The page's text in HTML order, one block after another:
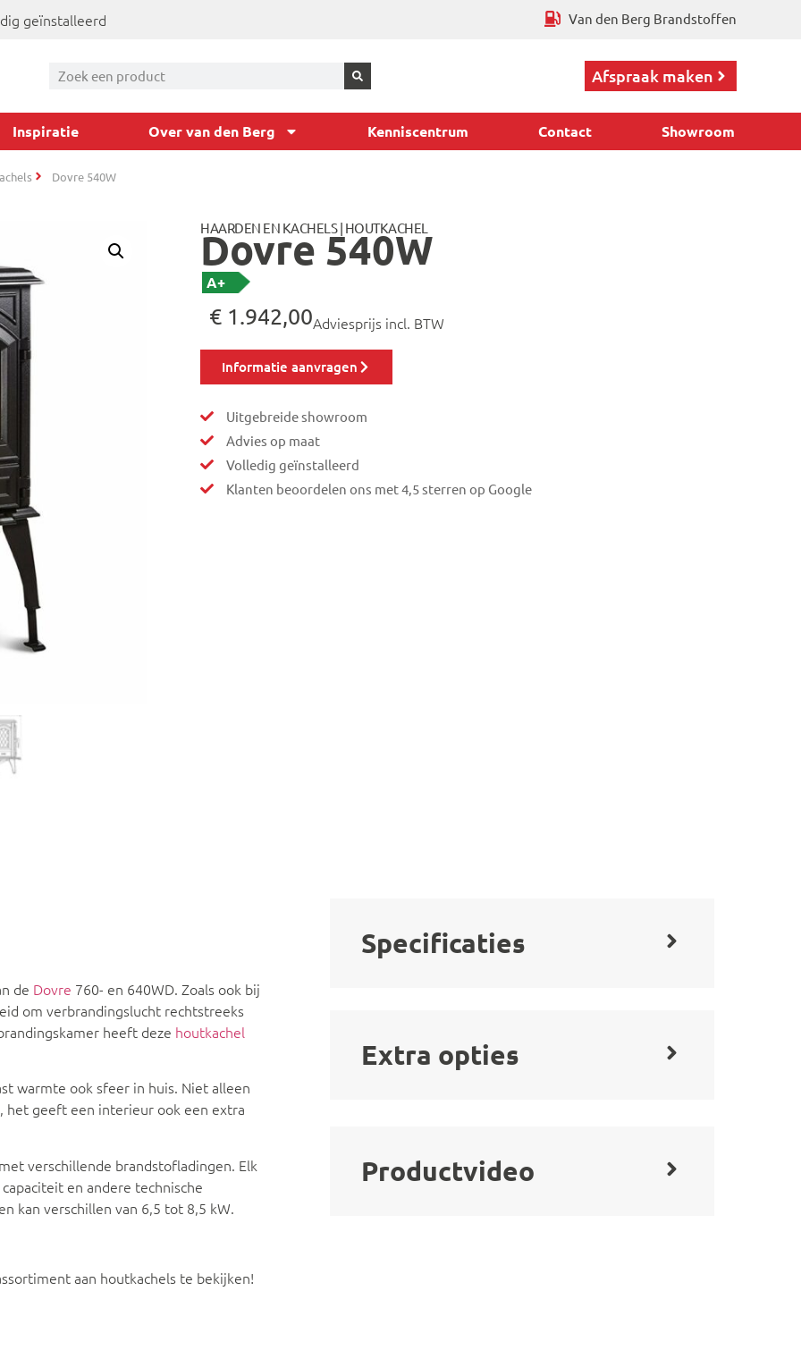
geïnstalleerd Van den Berg Brandstoffen
Afspraak maken
Inspiratie Over van den Berg Kenniscentrum Contact Showroom
Dovre 540W
HAARDEN EN KACHELS| HOUTKACHEL
Dovre 540W
A+
€ 1.942,00Adviesprijs incl. BTW
Informatie aanvragen
Uitgebreide showroom
Advies op maat
Volledig geïnstalleerd
Klanten beoordelen ons met 4,5 sterren op Google
de Dovre 760- en 640WD. Zoals ook bij
om verbrandingslucht rechtstreeks
heeft deze houtkachel
warmte ook sfeer in huis. Niet alleen
het geeft een interieur ook een extra
verschillende brandstofladingen. Elk
en andere technische
kan verschillen van 6,5 tot 8,5 kW.
aan houtkachels te bekijken!
Specificaties
Extra opties
Productvideo